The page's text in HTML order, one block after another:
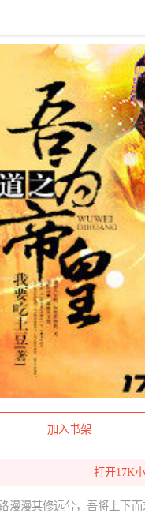
加入书架
打开17K
路漫漫其修远兮，吾将上下